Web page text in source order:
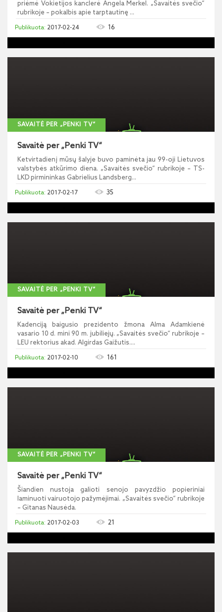
priėmė Vokietijos kanclerė Angela Merkel. „Savaitės svečio“
rubrikoje – pokalbis apie tarptautinę ...
2017-02-24 16
SAVAITĖ PER „PENKI TV“
Savaitė per „Penki TV“
Ketvirtadienį mūsų šalyje buvo paminėta jau 99-oji Lietuvos
valstybės atkūrimo diena. „Savaitės svečio“ rubrikoje – TS-
LKD pirmininkas Gabrielius Landsberg...
2017-02-17 35
SAVAITĖ PER „PENKI TV“
Savaitė per „Penki TV“
Kadenciją baigusio prezidento žmona Alma Adamkienė
vasario 10 d. mini 90 m. jubiliejų. „Savaitės svečio“ rubrikoje –
LEU rektorius akad. Algirdas Gaižutis....
2017-02-10 161
SAVAITĖ PER „PENKI TV“
Savaitė per „Penki TV“
Šiandien nustoja galioti senojo pavyzdžio popieriniai
laminuoti vairuotojo pažymėjimai. „Savaitės svečio“ rubrikoje
– Gitanas Nausėda.
2017-02-03 21